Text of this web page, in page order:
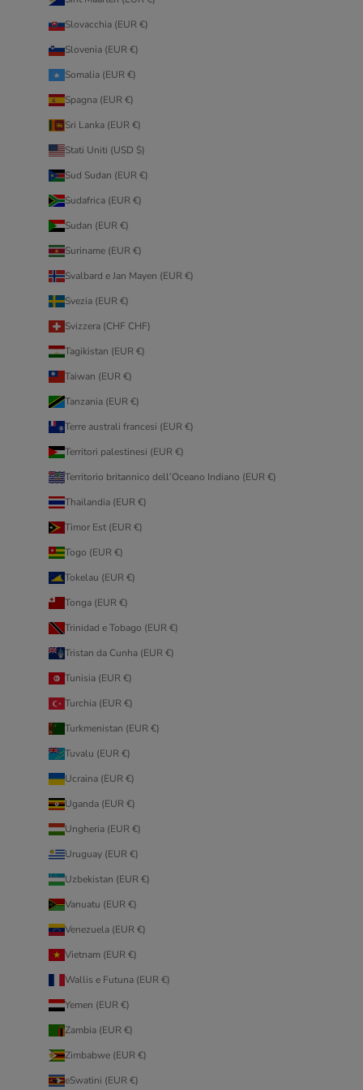
Slovacchia (EUR €)
Slovenia (EUR €)
Somalia (EUR €)
Spagna (EUR €)
Sri Lanka (EUR €)
Stati Uniti (USD $)
Sud Sudan (EUR €)
Sudafrica (EUR €)
Sudan (EUR €)
Suriname (EUR €)
Svalbard e Jan Mayen (EUR €)
Svezia (EUR €)
Svizzera (CHF CHF)
Tagikistan (EUR €)
Taiwan (EUR €)
Tanzania (EUR €)
Terre australi francesi (EUR €)
Territori palestinesi (EUR €)
Territorio britannico dell’Oceano Indiano (EUR €)
Thailandia (EUR €)
Timor Est (EUR €)
Togo (EUR €)
Tokelau (EUR €)
Tonga (EUR €)
Trinidad e Tobago (EUR €)
Tristan da Cunha (EUR €)
Tunisia (EUR €)
Turchia (EUR €)
Turkmenistan (EUR €)
Tuvalu (EUR €)
Ucraina (EUR €)
Uganda (EUR €)
Ungheria (EUR €)
Uruguay (EUR €)
Uzbekistan (EUR €)
Vanuatu (EUR €)
Venezuela (EUR €)
Vietnam (EUR €)
Wallis e Futuna (EUR €)
Yemen (EUR €)
Zambia (EUR €)
Zimbabwe (EUR €)
eSwatini (EUR €)